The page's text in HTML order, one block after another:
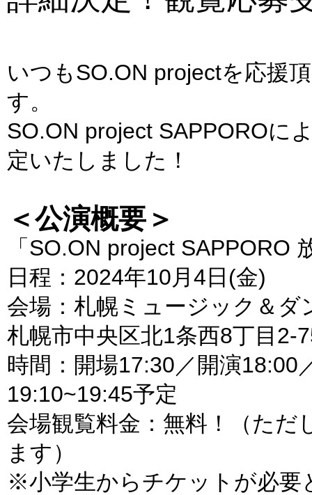
いつもSO.ON projectを応援
す。
SO.ON project SAPPOROに
定いたしました！
＜公演概要＞
「SO.ON project SAPPORO
日程：2024年10月4日(金)
会場：札幌ミュージック＆ダ
札幌市中央区北1条西8丁目2-
時間：開場17:30／開演18:00
19:10~19:45予定
会場観覧料金：無料！（ただ
ます）
※小学生からチケットが必要